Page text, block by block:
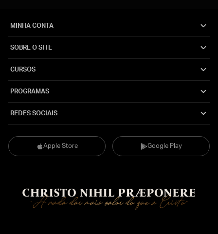
Apple Store Google Play
MINHA CONTA
SOBRE O SITE
CURSOS
PROGRAMAS
REDES SOCIAIS